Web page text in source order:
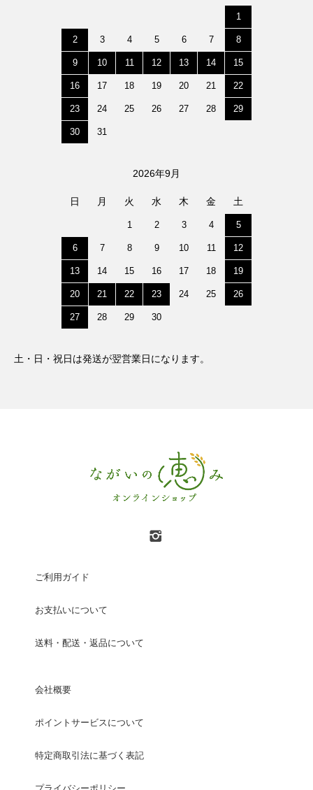
1
2 3 4 5 6 7 8
9 10 11 12 13 14 15
16 17 18 19 20 21 22
23 24 25 26 27 28 29
30 31
2026年9月
日 月 火 水 木 金 土
1 2 3 4 5
6 7 8 9 10 11 12
13 14 15 16 17 18 19
20 21 22 23 24 25 26
27 28 29 30
土・日・祝日は発送が翌営業日になります。
ご利用ガイド
お支払いについて
送料・配送・返品について
会社概要
ポイントサービスについて
特定商取引法に基づく表記